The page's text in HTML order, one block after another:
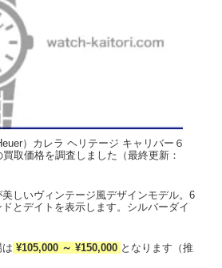
）カレラ ヘリテージ キャリバー６
取価格を調査しました（最終更新：
しいヴィンテージ風デザインモデル。6
とデイトを表示します。シルバーダイ
¥105,000 ～ ¥150,000 となります（推